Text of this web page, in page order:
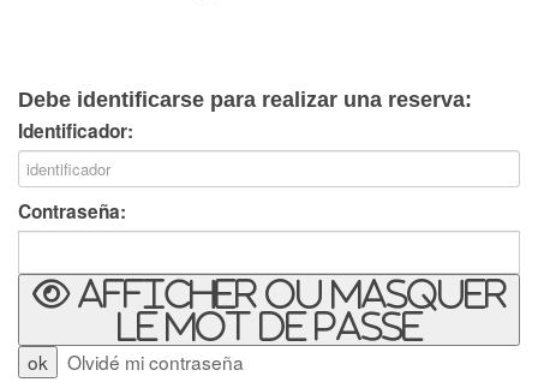
Debe identificarse para realizar una reserva:
Identificador:
Contraseña:
Afficher ou masquer
le mot de passe
Olvidé mi contraseña